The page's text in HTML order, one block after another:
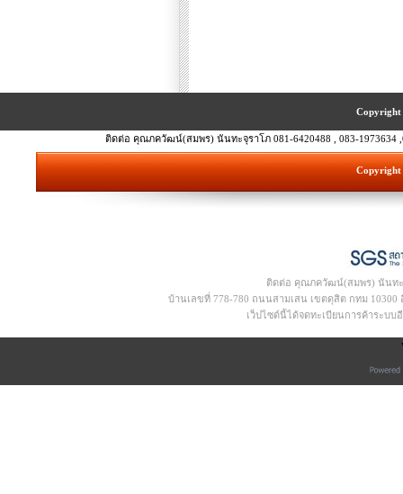
Copyright
ติดต่อ คุณภควัฒน์(สมพร) นันทะจุราโภ 081-6420488 , 083-1973634
Copyright
ติดต่อ คุณภควัฒน์(สมพร) นันทะจุ
บ้านเลขที่ 778-780 ถนนสามเสน เขตดุสิต กทม 10300 อี
เว็ปไซด์นี้ได้จดทะเบียนการค้าระบบ